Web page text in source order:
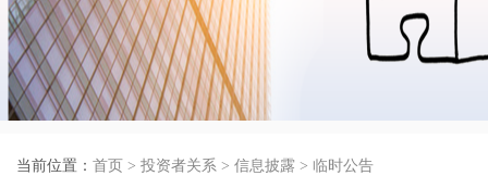
当前位置： 首页 > 投资者关系 > 信息披露 > 临时公告